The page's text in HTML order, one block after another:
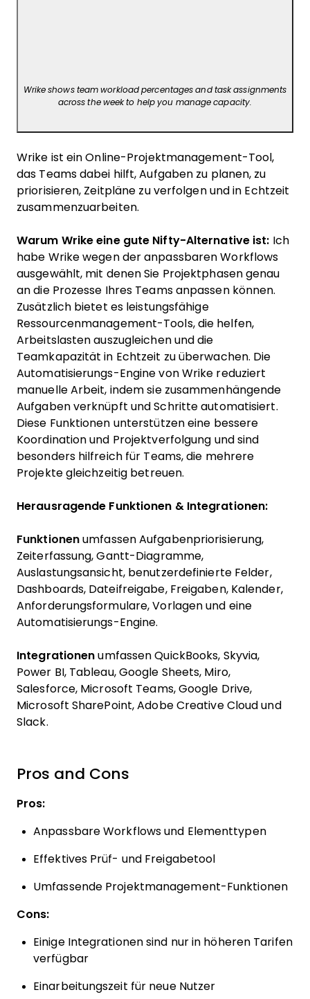
Wrike shows team workload percentages and task assignments
across the week to help you manage capacity.
Wrike ist ein Online-Projektmanagement-Tool,
das Teams dabei hilft, Aufgaben zu planen, zu
priorisieren, Zeitpläne zu verfolgen und in Echtzeit
zusammenzuarbeiten.
Warum Wrike eine gute Nifty-Alternative ist: Ich
habe Wrike wegen der anpassbaren Workflows
ausgewählt, mit denen Sie Projektphasen genau
an die Prozesse Ihres Teams anpassen können.
Zusätzlich bietet es leistungsfähige
Ressourcenmanagement-Tools, die helfen,
Arbeitslasten auszugleichen und die
Teamkapazität in Echtzeit zu überwachen. Die
Automatisierungs-Engine von Wrike reduziert
manuelle Arbeit, indem sie zusammenhängende
Aufgaben verknüpft und Schritte automatisiert.
Diese Funktionen unterstützen eine bessere
Koordination und Projektverfolgung und sind
besonders hilfreich für Teams, die mehrere
Projekte gleichzeitig betreuen.
Herausragende Funktionen & Integrationen:
Funktionen umfassen Aufgabenpriorisierung,
Zeiterfassung, Gantt-Diagramme,
Auslastungsansicht, benutzerdefinierte Felder,
Dashboards, Dateifreigabe, Freigaben, Kalender,
Anforderungsformulare, Vorlagen und eine
Automatisierungs-Engine.
Integrationen umfassen QuickBooks, Skyvia,
Power BI, Tableau, Google Sheets, Miro,
Salesforce, Microsoft Teams, Google Drive,
Microsoft SharePoint, Adobe Creative Cloud und
Slack.
Pros and Cons
Pros:
Anpassbare Workflows und Elementtypen
Effektives Prüf- und Freigabetool
Umfassende Projektmanagement-Funktionen
Cons:
Einige Integrationen sind nur in höheren Tarifen
verfügbar
Einarbeitungszeit für neue Nutzer